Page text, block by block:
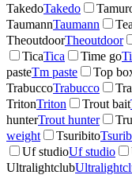
TakedoTakedo
TaumannTaumann
TheoutdoorTheoutdoor
TicaTica Time go
pasteTm paste Top
TrabuccoTrabucco
TritonTriton Trout bait
hunterTrout hunter
weight
Tsuribito
Uf studioUf studio
Ultralightclub